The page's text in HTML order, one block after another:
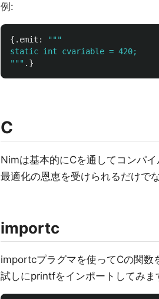
例:
{. emit :
"""
static int cvariable = 420;
""" .}
C
Nimは基本的にCを通してコンパ
最適化の恩恵を受けられるだけで
importc
importcプラグマを使ってCの関数
試しにprintfをインポートしてみま